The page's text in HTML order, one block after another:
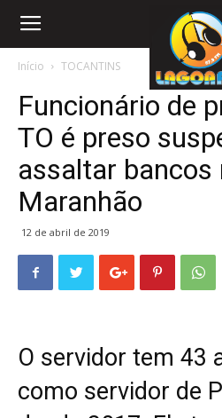
Início TOCANTINS
Funcionário de
TO é preso
assaltar bancos
Maranhão
12 de abril de 2019
O servidor tem 43
como servidor de